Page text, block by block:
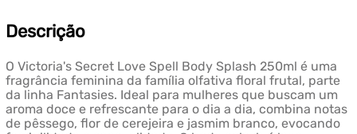
Descrição
O Victoria's Secret Love Spell Body Splash 250ml é uma
fragrância feminina da família olfativa floral frutal, parte
da linha Fantasies. Ideal para mulheres que buscam um
aroma doce e refrescante para o dia a dia, combina notas
de pêssego, flor de cerejeira e jasmim branco, evocando